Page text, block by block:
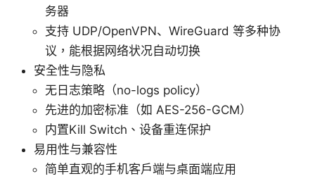
务器
支持 UDP/OpenVPN、WireGuard 等多种协
议，能根据网络状况自动切换
安全性与隐私
无日志策略（no-logs policy）
先进的加密标准（如 AES-256-GCM）
内置Kill Switch、设备重连保护
易用性与兼容性
简单直观的手机客户端与桌面端应用